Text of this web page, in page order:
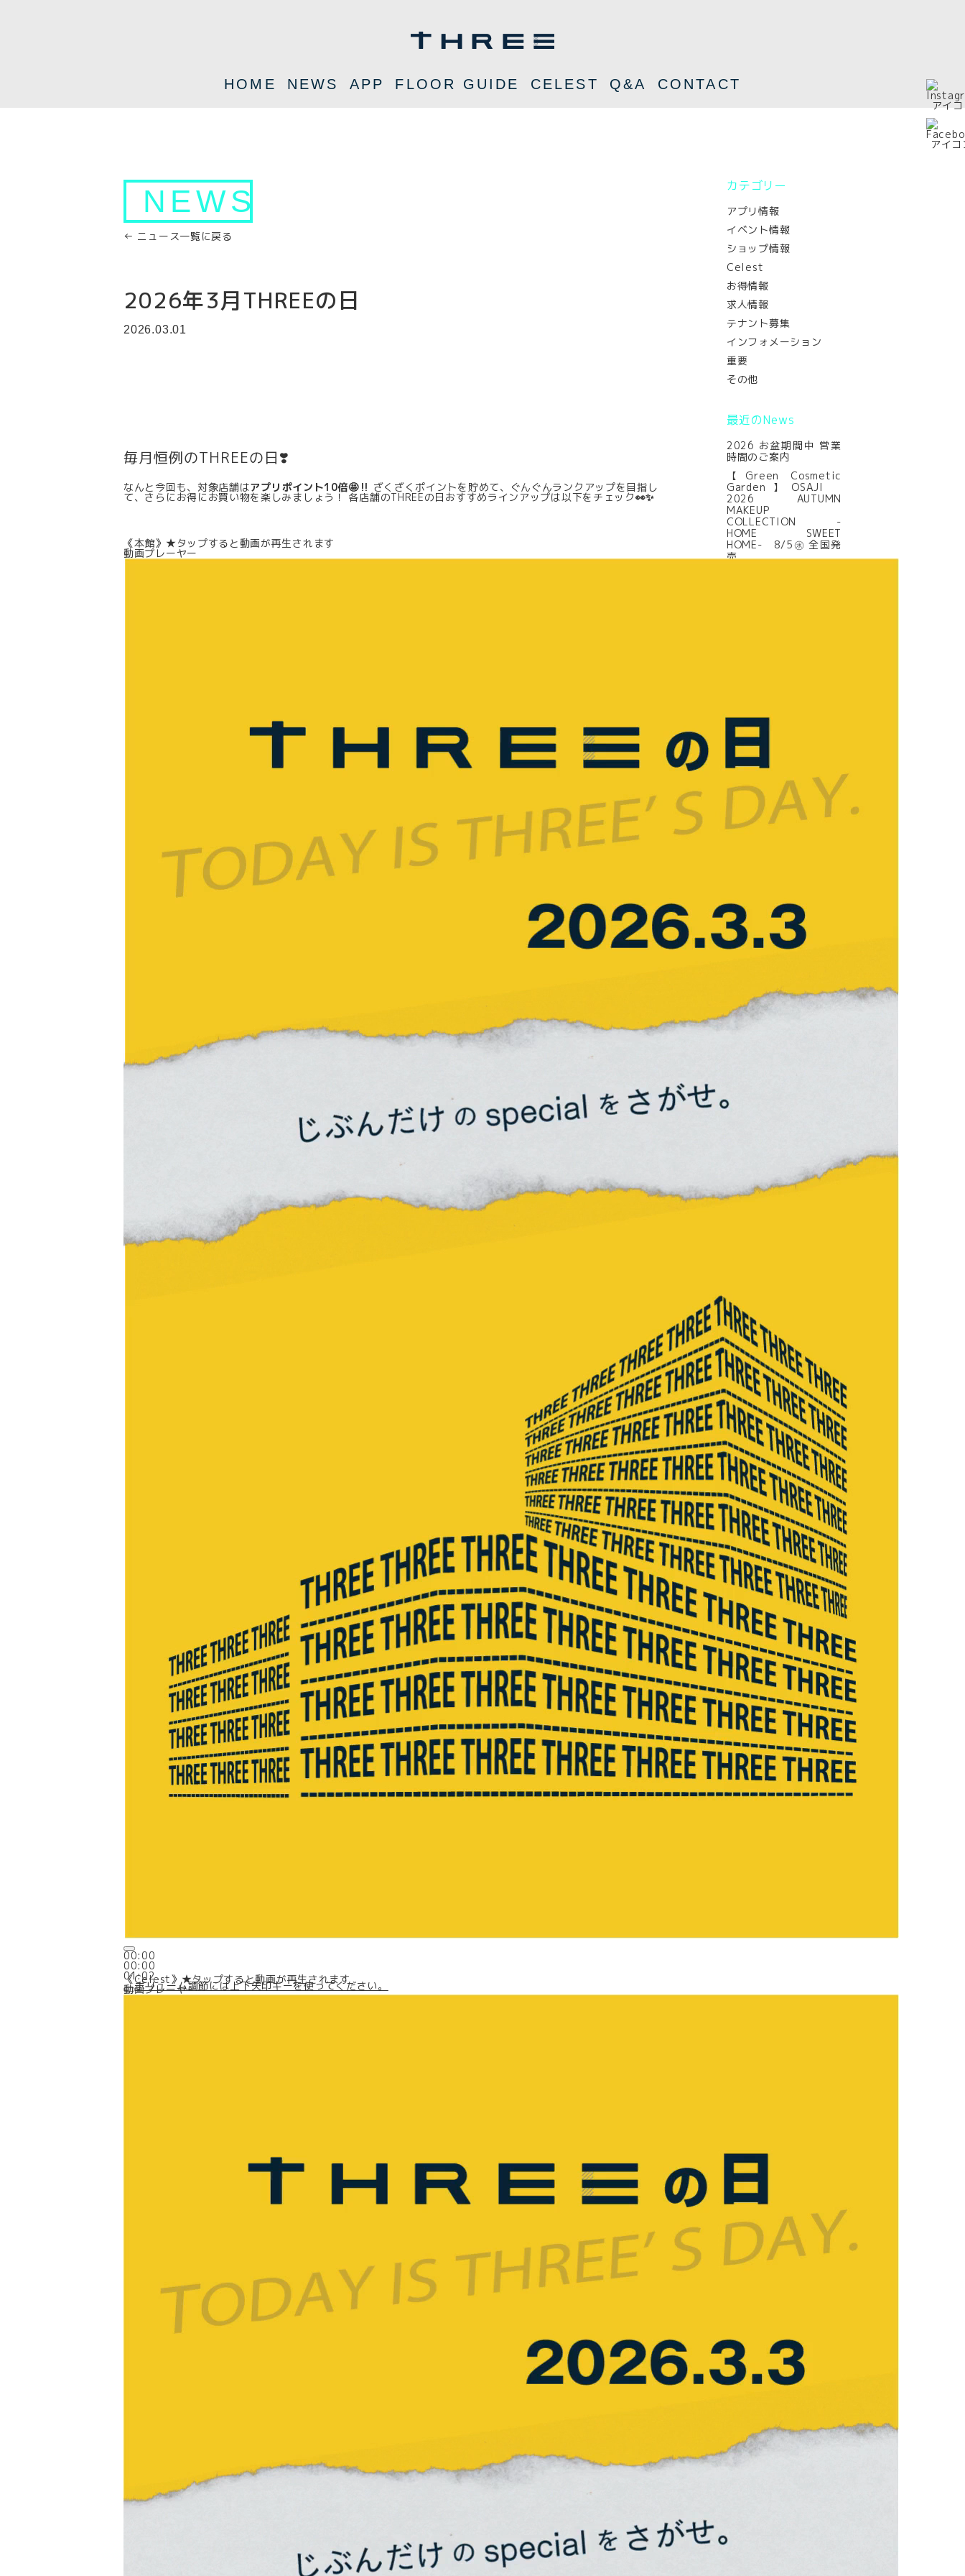
HOME NEWS APP FLOOR GUIDE CELEST Q&A CONTACT
NEWS
← ニュース一覧に戻る
2026年3月THREEの日
2026.03.01
毎月恒例のTHREEの日❣️
なんと今回も、対象店舗はアプリポイント10倍🤩‼️ ざくざくポイントを貯めて、ぐんぐんランクアップを目指し
て、さらにお得にお買い物を楽しみましょう！各店舗のTHREEの日おすすめラインアップは以下をチェック👀✨
《本館》★タップすると動画が再生されます
動画プレーヤー
00:00
00:00
01:02
ボリューム調節には上下矢印キーを使ってください。
《Celest》★タップすると動画が再生されます
動画プレーヤー
カテゴリー
アプリ情報
イベント情報
ショップ情報
Celest
お得情報
求人情報
テナント募集
インフォメーション
重要
その他
最近のNews
2026 お盆期間中 営業
時間のご案内
【Green Cosmetic
Garden】OSAJI
2026 AUTUMN
MAKEUP
COLLECTION -
HOME SWEET
HOME- 8/5㊌ 全国発
売